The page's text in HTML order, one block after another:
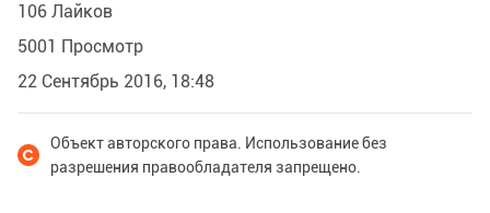
106 Лайков
5001 Просмотр
22 Сентябрь 2016, 18:48
Объект авторского права. Использование без
разрешения правообладателя запрещено.